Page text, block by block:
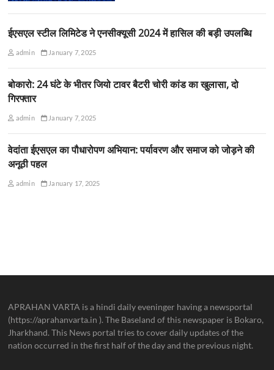
ईएसएल स्टील लिमिटेड ने एनसीक्यूसी 2024 में हासिल की बड़ी उपलब्धि
admin January 7, 2025
बोकारो: 24 घंटे के भीतर जियो टावर बैटरी चोरी कांड का खुलासा, दो
गिरफ्तार
admin January 7, 2025
वेदांता ईएसएल का पौधारोपण अभियान: पर्यावरण और समाज को जोड़ने की
अनूठी पहल
admin January 17, 2025
APRAHAN VARTA is a hindi daily eveninger having a newsportal
(https://aprahanvarta.in ). The Baseland of this newspaper is Bokaro,
Jharkhand. This News portal tries to cover daily updates of the
nation occurred in the first half of the day and the previous night.